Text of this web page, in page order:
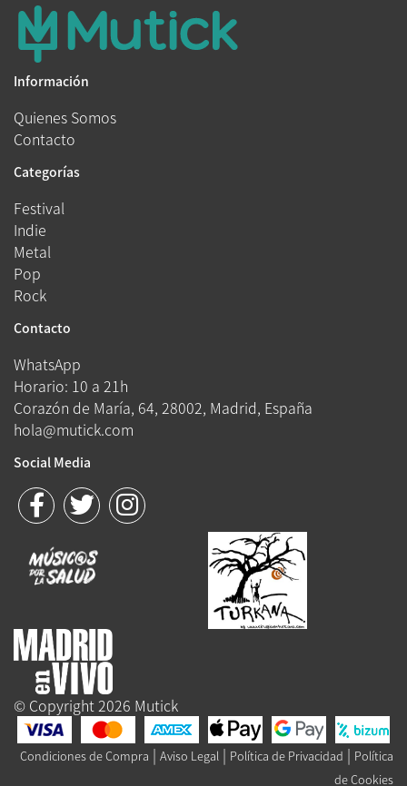
Información
Quienes Somos
Contacto
Categorías
Festival
Indie
Metal
Pop
Rock
Contacto
WhatsApp
Horario: 10 a 21h
Corazón de María, 64, 28002, Madrid, España
hola@mutick.com
Social Media
© Copyright 2026 Mutick
Condiciones de Compra | Aviso Legal | Política de Privacidad | Política
de Cookies